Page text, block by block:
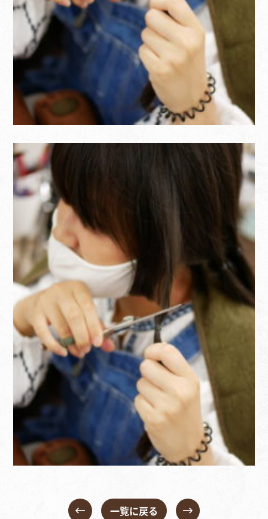
一覧に戻る